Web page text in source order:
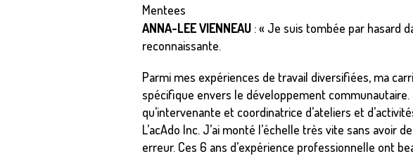
Mentees
ANNA-LEE VIENNEAU: « Je suis tombée par hasard
reconnaissante.
Parmi mes expériences de travail diversifiées, ma
spécifique envers le développement
qu’intervenante et coordinatrice d’ateliers et
L’acAdo Inc. J’ai monté l’échelle très vite sans
erreur. Ces 6 ans d’expérience professionnelle ont